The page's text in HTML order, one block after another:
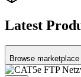
Latest
Browse marketplace